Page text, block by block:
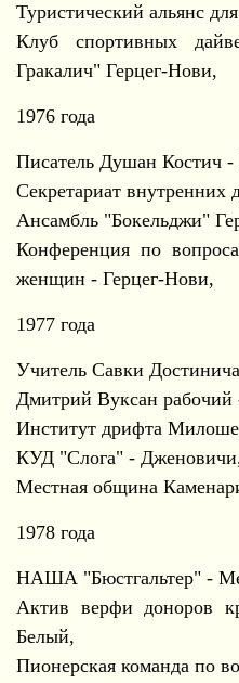
Туристический альянс
Клуб спортивных
Гракалич" Герцег-Нови,
1976 года
Писатель Душан Костич -
Секретариат внутренних
Ансамбль "Бокельджи"
Конференция по
женщин - Герцег-Нови,
1977 года
Учитель Савки
Дмитрий Вуксан рабочий
Институт дрифта
КУД "Слога" -
Местная община
1978 года
НАША "Бюстгальтер" -
Актив верфи доноров
Белый,
Пионерская команда по